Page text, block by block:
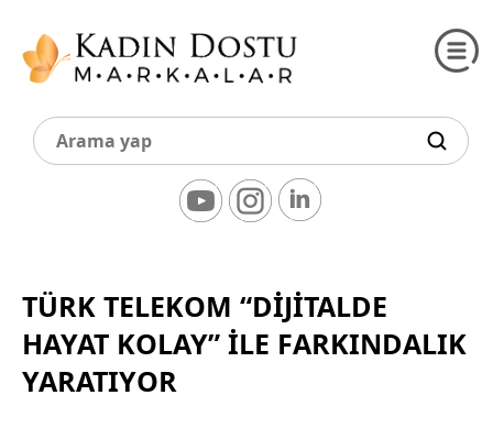
TÜRK TELEKOM “DİJİTALDE
HAYAT KOLAY” İLE FARKINDALIK
YARATIYOR